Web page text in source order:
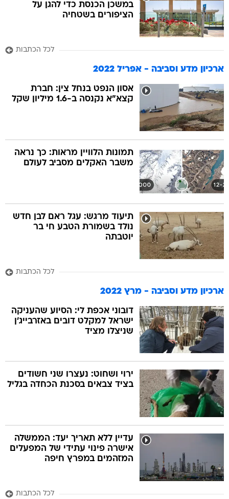
במשכן הכנסת כדי להגן על
הציפורים בשטחיה
לכל הכתבות
ארכיון מדע וסביבה - אפריל 2022
אסון הנפט בנחל צין: חברת
קצא"א נקנסה ב-1.6 מיליון שקל
תמונות הלוויין מראות: כך נראה
משבר האקלים מסביב לעולם
תיעוד מרגש: עגל ראם לבן חדש
נולד בשמורת הטבע חי בר
יוטבתה
לכל הכתבות
ארכיון מדע וסביבה - מרץ 2022
דובוני אכפת לי: הסיוע שהעניקה
ישראל למקלט דובים באזרבייג'ן
שניצלו מציד
ירוי ושחוט: נעצרו שני חשודים
בציד צבאים בסכנת הכחדה בגליל
עדיין ללא תאריך יעד: הממשלה
אישרה פינוי עתידי של המפעלים
המזהמים במפרץ חיפה
לכל הכתבות